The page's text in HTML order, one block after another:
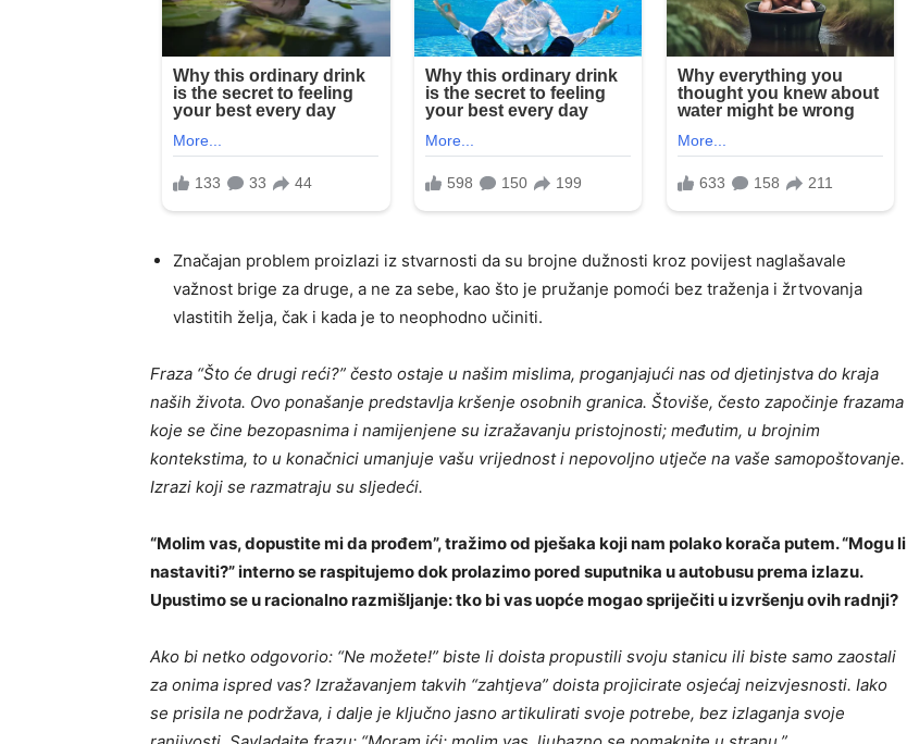
Značajan problem proizlazi iz stvarnosti da su brojne dužnosti kroz povijest naglašavale
važnost brige za druge, a ne za sebe, kao što je pružanje pomoći bez traženja i žrtvovanja
vlastitih želja, čak i kada je to neophodno učiniti.
Fraza “Što će drugi reći?” često ostaje u našim mislima, proganjajući nas od djetinjstva do kraja
naših života. Ovo ponašanje predstavlja kršenje osobnih granica. Štoviše, često započinje frazama
koje se čine bezopasnima i namijenjene su izražavanju pristojnosti; međutim, u brojnim
kontekstima, to u konačnici umanjuje vašu vrijednost i nepovoljno utječe na vaše samopoštovanje.
Izrazi koji se razmatraju su sljedeći.
“Molim vas, dopustite mi da prođem”, tražimo od pješaka koji nam polako korača putem. “Mogu li
nastaviti?” interno se raspitujemo dok prolazimo pored suputnika u autobusu prema izlazu.
Upustimo se u racionalno razmišljanje: tko bi vas uopće mogao spriječiti u izvršenju ovih radnji?
Ako bi netko odgovorio: “Ne možete!” biste li doista propustili svoju stanicu ili biste samo zaostali
za onima ispred vas? Izražavanjem takvih “zahtjeva” doista projicirate osjećaj neizvjesnosti. Iako
se prisila ne podržava, i dalje je ključno jasno artikulirati svoje potrebe, bez izlaganja svoje